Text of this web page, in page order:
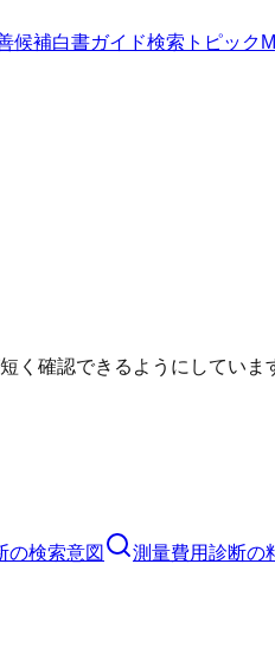
候補白書ガイド検索トピック
く確認できるようにしていま
の検索意図 測量費用診断の